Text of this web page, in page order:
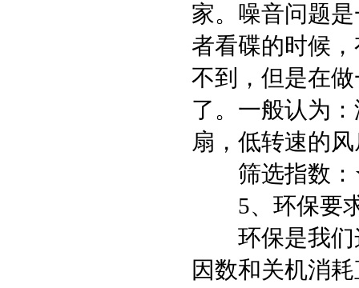
家。噪音问题
者看碟的时候
不到，但是在
了。一般认为
扇，低转速的
筛选指数
5、环保要
环保是我们
因数和关机消